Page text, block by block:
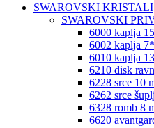
SWAROVSKI KRISTALI
SWAROVSKI
6000 kaplja
6002 kaplja
6010 kaplja
6210 disk
6228 srce 10
6262 srce
6328 romb 8
6620